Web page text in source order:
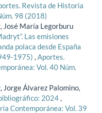
Revista de Historia
98 (2018)
José María Legorburu
Las emisiones
polaca desde España
1975)
Aportes.
Vol. 40 Núm.
Álvarez Palomino,
2024
Contemporánea: Vol. 39